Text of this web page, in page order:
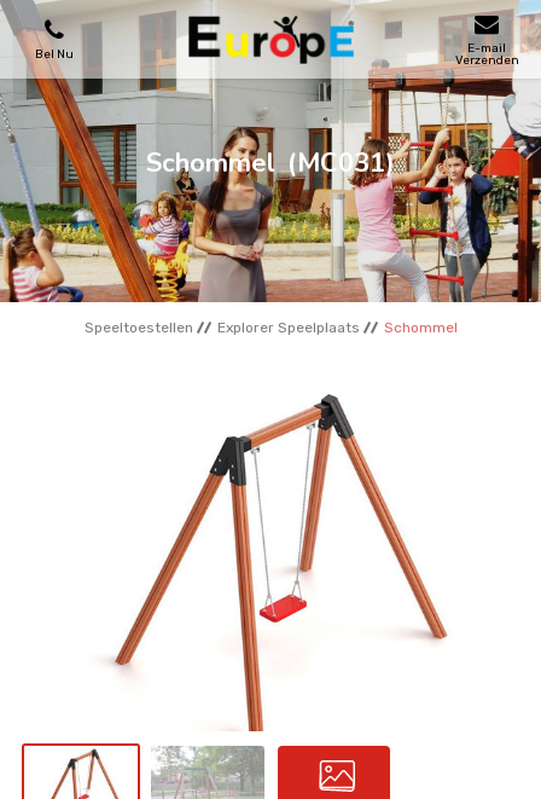
Bel Nu
E-mail
Verzenden
SPEELTOESTELLEN
SKATEPARKS
HOUTEN HUIZENS
STADSMEUBILAIRS
Schommel (MC031)
Speeltoestellen Explorer Speelplaats Schommel